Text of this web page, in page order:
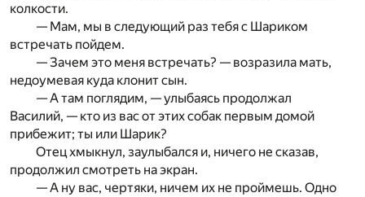
колкости.
— Мам, мы в следующий раз тебя с Шариком
встречать пойдем.
— Зачем это меня встречать? — возразила мать,
недоумевая куда клонит сын.
— А там поглядим, — улыбаясь продолжал
Василий, — кто из вас от этих собак первым домой
прибежит; ты или Шарик?
Отец хмыкнул, заулыбался и, ничего не сказав,
продолжил смотреть на экран.
— А ну вас, чертяки, ничем их не проймешь. Одно